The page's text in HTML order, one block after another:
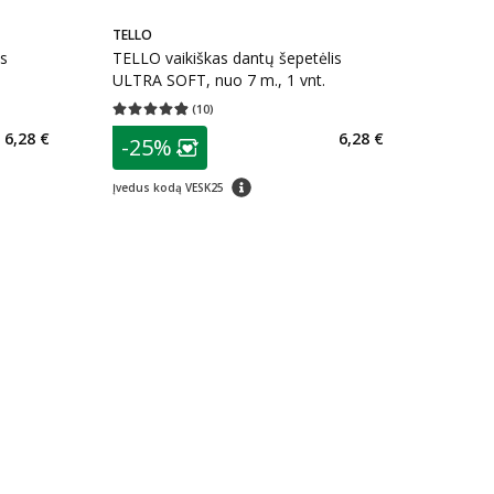
nuolaida:
6,28 €
TELLO
TELLO vaikiškas dantų šepetėlis
ULTRA SOFT, nuo 7 m., 1 vnt.
(10)
Vidutinis įvertinimas 4.90
patarimas
Lojalumo klubo narių nuolaida
-25%
Įvedus kodą VESK25 patarimas
6,28 €